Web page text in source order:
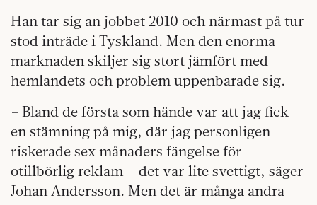
Han tar sig an jobbet 2010 och närmast på tur
stod inträde i Tyskland. Men den enorma
marknaden skiljer sig stort jämfört med
hemlandets och problem uppenbarade sig.
– Bland de första som hände var att jag fick
en stämning på mig, där jag personligen
riskerade sex månaders fängelse för
otillbörlig reklam – det var lite svettigt, säger
Johan Andersson. Men det är många andra